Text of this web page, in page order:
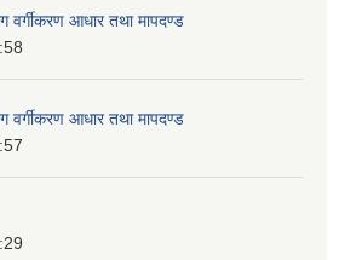
वर्गीकरण आधार तथा मापदण्ड
वर्गीकरण आधार तथा मापदण्ड